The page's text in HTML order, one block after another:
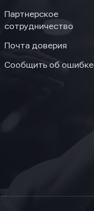
Партнерское
сотрудничество
Почта доверия
Сообщить об ошибке